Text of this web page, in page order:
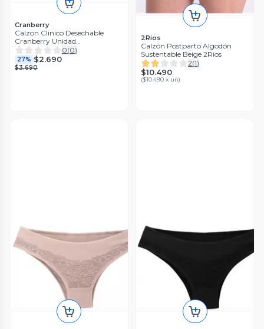
Cranberry
Calzon Clinico Desechable
Cranberry Unidad
Postoperatorio0(0)
27% $2.690
$3.690
2Rios
Calzón Postparto Algodón
Sustentable Beige 2Rios
2(1)
$10.490
($10.490 x un)